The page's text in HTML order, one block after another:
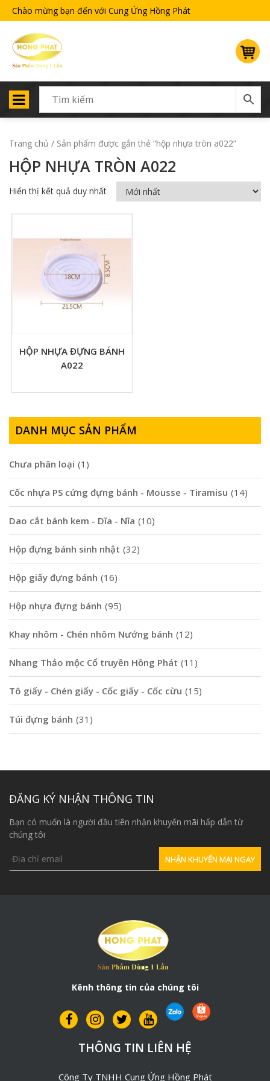
Chào mừng bạn đến với Cung Ứng Hồng Phát
Trang chủ / Sản phẩm được gắn thẻ “hộp nhựa tròn a022”
HỘP NHỰA TRÒN A022
Hiển thị kết quả duy nhất
HỘP NHỰA ĐỰNG BÁNH
A022
DANH MỤC SẢN PHẨM
Chưa phân loại (1)
Cốc nhựa PS cứng đựng bánh - Mousse - Tiramisu (14)
Dao cắt bánh kem - Dĩa - Nĩa (10)
Hộp đựng bánh sinh nhật (32)
Hộp giấy đựng bánh (16)
Hộp nhựa đựng bánh (95)
Khay nhôm - Chén nhôm Nướng bánh (12)
Nhang Thảo mộc Cổ truyền Hồng Phát (11)
Tô giấy - Chén giấy - Cốc giấy - Cốc cừu (15)
Túi đựng bánh (31)
ĐĂNG KÝ NHẬN THÔNG TIN
Bạn có muốn là người đầu tiên nhận khuyến mãi hấp dẫn từ
chúng tôi
Kênh thông tin của chúng tôi
THÔNG TIN LIÊN HỆ
Công Ty TNHH Cung Ứng Hồng Phát